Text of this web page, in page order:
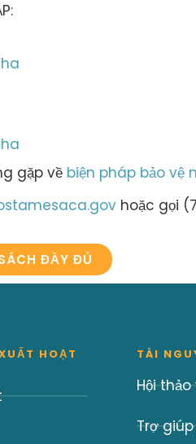
gặp về biện pháp bảo vệ
hoặc gọi
ĐẦY ĐỦ
HOẠT TÀI
Hội
Trợ